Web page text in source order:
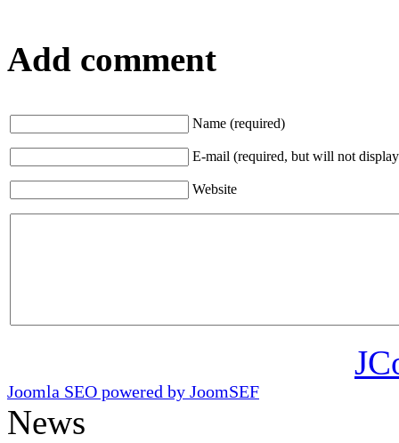
Add comment
Name (required)
E-mail (required, but will not
Website
Joomla SEO powered by JoomSEF
News